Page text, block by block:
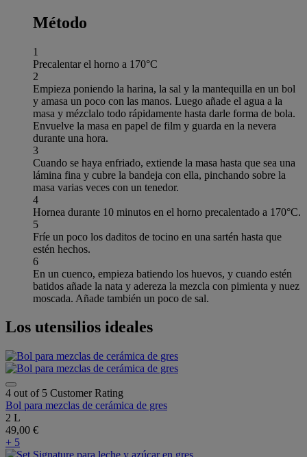
Método
1
Precalentar el horno a 170°C
2
Empieza poniendo la harina, la sal y la mantequilla en un bol
y amasa un poco con las manos. Luego añade el agua a la
masa y mézclalo todo rápidamente hasta darle forma de bola.
Envuelve la masa en papel de film y guarda en la nevera
durante una hora.
3
Cuando se haya enfriado, extiende la masa hasta que sea una
lámina fina y cubre la bandeja con ella, pinchando sobre la
masa varias veces con un tenedor.
4
Hornea durante 10 minutos en el horno precalentado a 170°C.
5
Fríe un poco los daditos de tocino en una sartén hasta que
estén hechos.
6
En un cuenco, empieza batiendo los huevos, y cuando estén
batidos añade la nata y adereza la mezcla con pimienta y nuez
moscada. Añade también un poco de sal.
Los utensilios ideales
4 out of 5 Customer Rating
Bol para mezclas de cerámica de gres
2 L
49,00 €
+ 5